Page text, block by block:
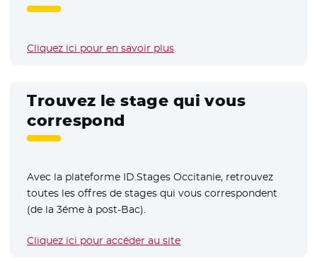
Cliquez ici pour en savoir plus
Trouvez le stage qui vous
correspond
Avec la plateforme ID.Stages Occitanie, retrouvez
toutes les offres de stages qui vous correspondent
(de la 3éme à post-Bac).
Cliquez ici pour accéder au site